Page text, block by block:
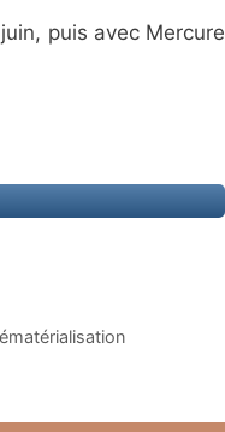
puis avec Mercure